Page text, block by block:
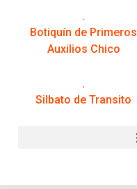
Botiquín de Primeros
Auxilios Chico
Silbato de Transito